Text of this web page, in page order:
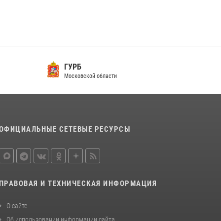
В подмосковном главке Росгвардии выявили
сильнейших сотрудников спецподразделений
стрельбой
ГУРБ
Московской области
СЕТЕВЫЕ РЕСУРСЫ
ПРАВОВАЯ И ТЕХНИЧЕСКАЯ ИНФОРМАЦИЯ
О сайте